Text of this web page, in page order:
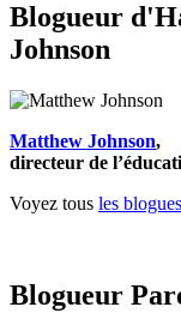
Blogueur
Johnson
Matthew Johnson,
directeur de
Voyez tous les
Blogueur